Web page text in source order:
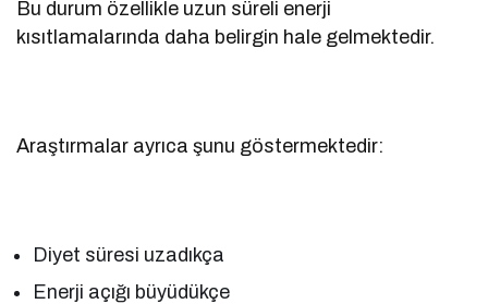
Bu durum özellikle uzun süreli enerji
kısıtlamalarında daha belirgin hale gelmektedir.
Araştırmalar ayrıca şunu göstermektedir:
Diyet süresi uzadıkça
Enerji açığı büyüdükçe